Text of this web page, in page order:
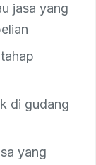
jasa yang
di gudang
yang